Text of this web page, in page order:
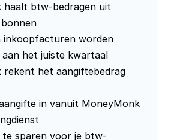
haalt btw-bedragen uit
inkoopfacturen worden
het juiste kwartaal
rekent het aangiftebedrag
in vanuit MoneyMonk
te sparen voor je btw-